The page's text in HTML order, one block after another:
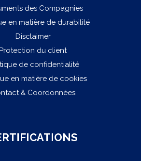
des Compagnies
en matière de durabilité
Disclaimer
du client
de confidentialité
en matière de cookies
& Coordonnées